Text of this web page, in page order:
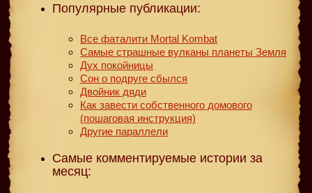
Популярные публикации:
Все фаталити Mortal Kombat
Самые страшные вулканы планеты Земля
Дух покойницы
Сон о подруге сбылся
Двойник дяди
Как завести собственного домового
(пошаговая инструкция)
Другие параллели
Самые комментируемые истории за
месяц: